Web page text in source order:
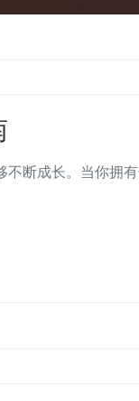
断成长。当你拥